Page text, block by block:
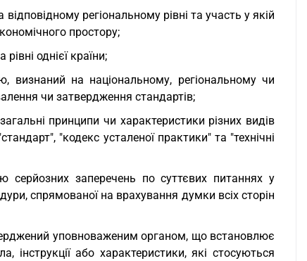
регіональному рівні та участь у якій
простору;
однієї країни;
визнаний на національному, регіональному чи
чи затвердження стандартів;
принципи чи характеристики різних видів
"кодекс усталеної практики" та "технічні
серйозних заперечень по суттєвих питаннях у
спрямованої на врахування думки всіх сторін
уповноваженим органом, що встановлює
інструкції або характеристики, які стосуються